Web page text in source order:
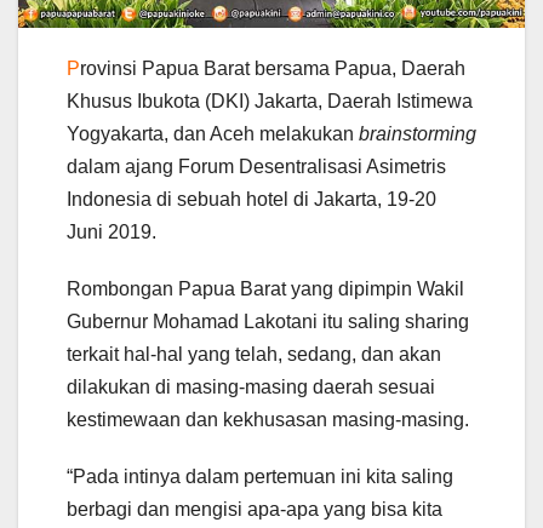
Provinsi Papua Barat bersama Papua, Daerah
Khusus Ibukota (DKI) Jakarta, Daerah Istimewa
Yogyakarta, dan Aceh melakukan brainstorming
dalam ajang Forum Desentralisasi Asimetris
Indonesia di sebuah hotel di Jakarta, 19-20
Juni 2019.
Rombongan Papua Barat yang dipimpin Wakil
Gubernur Mohamad Lakotani itu saling sharing
terkait hal-hal yang telah, sedang, dan akan
dilakukan di masing-masing daerah sesuai
kestimewaan dan kekhusasan masing-masing.
“Pada intinya dalam pertemuan ini kita saling
berbagi dan mengisi apa-apa yang bisa kita